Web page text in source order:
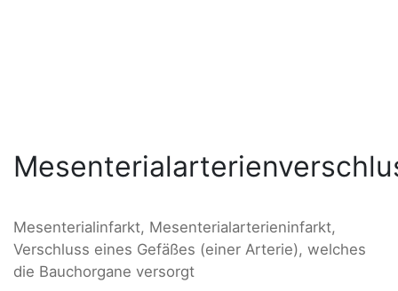
Mesenterialinfarkt, Mesenterialarterieninfarkt,
Verschluss eines Gefäßes (einer Arterie), welches
die Bauchorgane versorgt